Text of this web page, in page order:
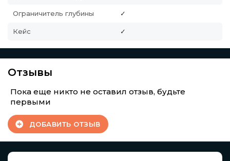
Ограничитель глубины ✓
Кейс ✓
Отзывы
Пока еще никто не оставил отзыв, будьте
первыми
ДОБАВИТЬ ОТЗЫВ